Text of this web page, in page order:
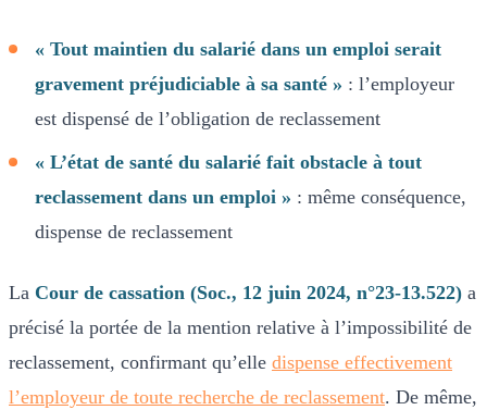
« Tout maintien du salarié dans un emploi serait
gravement préjudiciable à sa santé » : l’employeur
est dispensé de l’obligation de reclassement
« L’état de santé du salarié fait obstacle à tout
reclassement dans un emploi » : même conséquence,
dispense de reclassement
La Cour de cassation (Soc., 12 juin 2024, n°23-13.522) a
précisé la portée de la mention relative à l’impossibilité de
reclassement, confirmant qu’elle dispense effectivement
l’employeur de toute recherche de reclassement. De même,